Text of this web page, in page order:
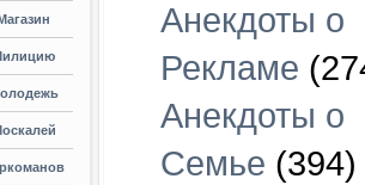
Анекдоты о
Рекламе
Анекдоты о
Семье (394)